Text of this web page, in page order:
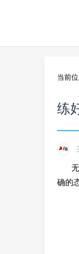
当前位
练
无
确的